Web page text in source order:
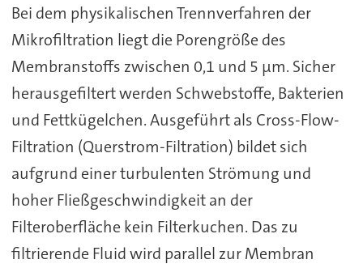
Bei dem physikalischen Trennverfahren der
Mikrofiltration liegt die Porengröße des
Membranstoffs zwischen 0,1 und 5 µm. Sicher
herausgefiltert werden Schwebstoffe, Bakterien
und Fettkügelchen. Ausgeführt als Cross-Flow-
Filtration (Querstrom-Filtration) bildet sich
aufgrund einer turbulenten Strömung und
hoher Fließgeschwindigkeit an der
Filteroberfläche kein Filterkuchen. Das zu
filtrierende Fluid wird parallel zur Membran